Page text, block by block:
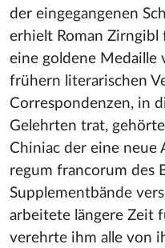
der eingegangenen
erhielt Roman
eine goldene Medaille
frühern literarischen
Correspondenzen, in
Gelehrten trat,
Chiniac der eine neue
regum francorum des
Supplementbände
arbeitete längere Zeit
verehrte ihm alle von